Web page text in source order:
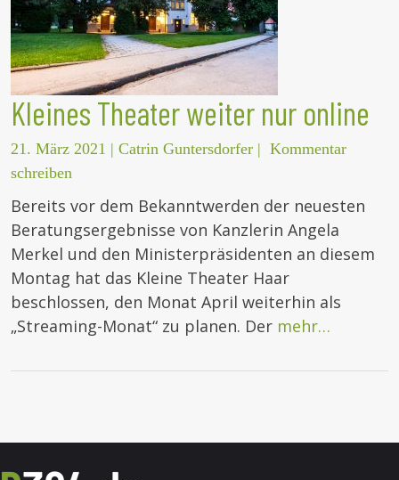
Kleines Theater weiter nur online
21. März 2021 | Catrin Guntersdorfer | Kommentar
schreiben
Bereits vor dem Bekanntwerden der neuesten
Beratungsergebnisse von Kanzlerin Angela
Merkel und den Ministerpräsidenten an diesem
Montag hat das Kleine Theater Haar
beschlossen, den Monat April weiterhin als
„Streaming-Monat“ zu planen. Der mehr…